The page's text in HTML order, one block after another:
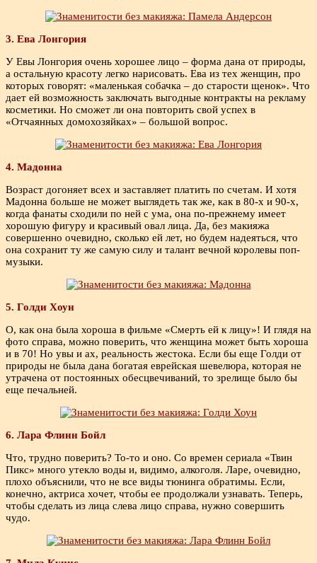
3. Ева Лонгория
У Евы Лонгория очень хорошее лицо – форма дана от природы,
а остальную красоту легко нарисовать. Ева из тех женщин, про
которых говорят: «маленькая собачка – до старости щенок». Что
дает ей возможность заключать выгодные контракты на рекламу
косметики. Но сможет ли она повторить свой успех в
«Отчаянных домохозяйках» – большой вопрос.
4. Мадонна
Возраст догоняет всех и заставляет платить по счетам. И хотя
Мадонна больше не может выглядеть так же, как в 80-х и 90-х,
когда фанаты сходили по ней с ума, она по-прежнему имеет
хорошую фигуру и красивый овал лица. Да, без макияжа
совершенно очевидно, сколько ей лет, но будем надеяться, что
она сохранит ту же самую силу и талант вечной королевы поп-
музыки.
5. Голди Хоун
О, как она была хороша в фильме «Смерть ей к лицу»! И глядя на
фото справа, можно поверить, что женщина может быть хороша
и в 70! Но увы и ах, реальность жестока. Если бы еще Голди от
природы не была дана богатая еврейская шевелюра, которая не
утрачена от постоянных обесцвечиваний, то зрелище было бы
еще печальней.
6. Лара Флинн Бойл
Что, трудно поверить? То-то и оно. Со времен сериала «Твин
Пикс» много утекло воды и, видимо, алкоголя. Ларе, очевидно,
плохо объяснили, что не все виды тюнинга обратимы. Если,
конечно, актриса хочет, чтобы ее продолжали узнавать. Теперь,
чтобы сделать из лица слева лицо справа, нужно совершить
чудо.